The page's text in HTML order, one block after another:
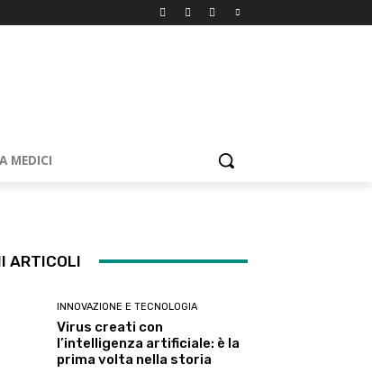
MEDICI
ARTICOLI
INNOVAZIONE E TECNOLOGIA
Virus creati con
l’intelligenza artificiale: è la
prima volta nella storia